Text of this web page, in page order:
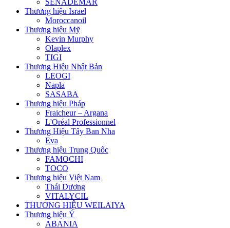
Thương hiệu Israel
Moroccanoil
Thương hiệu Mỹ
Kevin Murphy
Olaplex
TIGI
Thương Hiệu Nhật Bản
LEOGI
Napla
SASABA
Thương hiệu Pháp
Fraicheur – Argana
L'Oréal Professionnel
Thương Hiệu Tây Ban Nha
Eva
Thương hiệu Trung Quốc
FAMOCHI
TOCO
Thương hiệu Việt Nam
Thái Dương
VITALYCIL
THƯƠNG HIỆU WEILAIYA
Thương hiệu Ý
ABANIA